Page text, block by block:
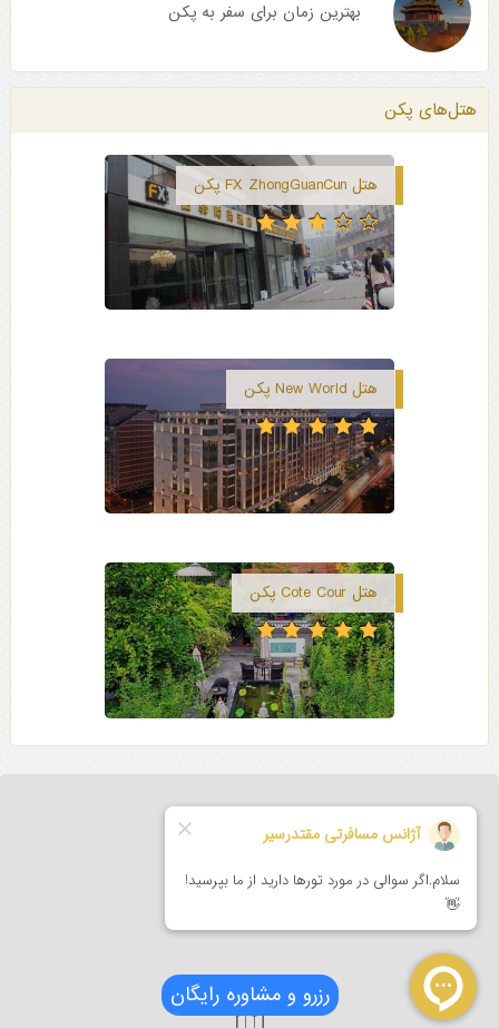
بهترین زمان برای سفر به پکن
هتل‌های پکن
هتل FX ZhongGuanCun پکن
هتل New World پکن
هتل Cote Cour پکن
رزرو و مشاوره رایگان